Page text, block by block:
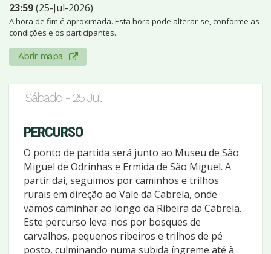
23:59(25-Jul-2026)
A hora de fim é aproximada. Esta hora pode alterar-se, conforme as
condições e os participantes.
Abrir mapa
Sábado - 25 Jul
PERCURSO
O ponto de partida será junto ao Museu de São
Miguel de Odrinhas e Ermida de São Miguel. A
partir daí, seguimos por caminhos e trilhos
rurais em direção ao Vale da Cabrela, onde
vamos caminhar ao longo da Ribeira da Cabrela.
Este percurso leva-nos por bosques de
carvalhos, pequenos ribeiros e trilhos de pé
posto, culminando numa subida íngreme até à